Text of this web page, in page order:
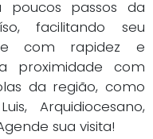
poucos passos da
facilitando seu
com rapidez e
proximidade com
da região, como
Arquidiocesano,
sua visita!